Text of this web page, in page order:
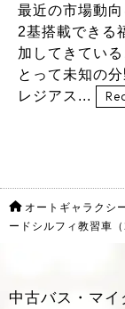
最近の市場動
2基搭載できる
加してきてい
とって未知の
レジアス...
オートギャラクシ
ードシルフィ教習車（
中古バス・マ